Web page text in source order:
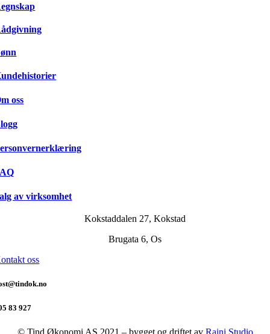
oss
av virksomhet
Kokstaddalen 27, Kokstad
Brugata 6, Os
oss
83 927